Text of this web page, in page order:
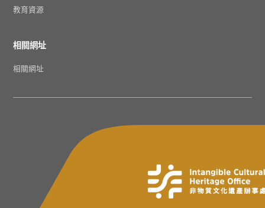
教育資源
相關網址
相關網址